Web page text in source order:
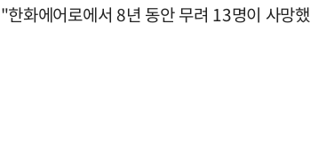
화에어로에서 8년 동안 무려 13명이 사망했